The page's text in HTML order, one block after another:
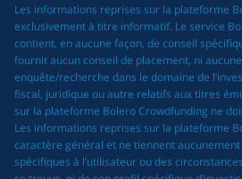
Les informations reprises sur la plateforme
exclusivement à titre informatif. Le service
contient, en aucune façon, de conseil
fournit aucun conseil de placement, ni
enquête/recherche dans le domaine de
fiscal, juridique ou autre relatifs aux titres
sur la plateforme Bolero Crowdfunding ne
Les informations reprises sur la plateforme
caractère général et ne tiennent
spécifiques à l’utilisateur ou des